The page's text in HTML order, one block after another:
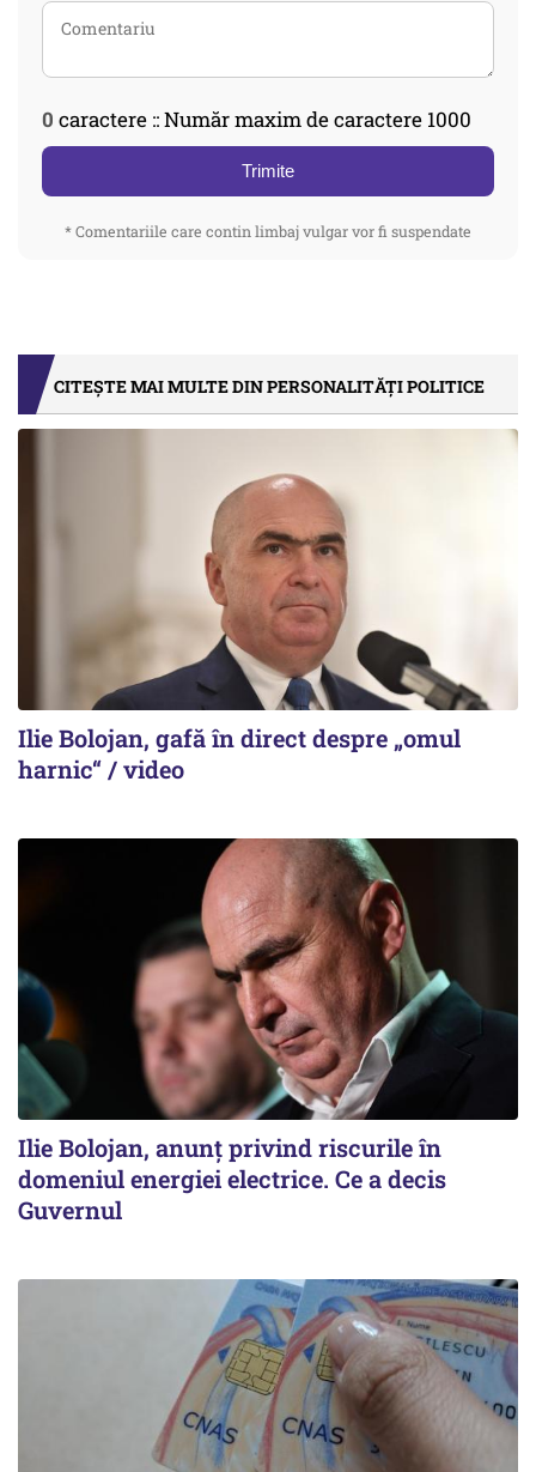
0 caractere :: Număr maxim de caractere 1000
Trimite
* Comentariile care contin limbaj vulgar vor fi suspendate
CITEȘTE MAI MULTE DIN PERSONALITĂȚI POLITICE
Ilie Bolojan, gafă în direct despre „omul
harnic“ / video
Ilie Bolojan, anunț privind riscurile în
domeniul energiei electrice. Ce a decis
Guvernul